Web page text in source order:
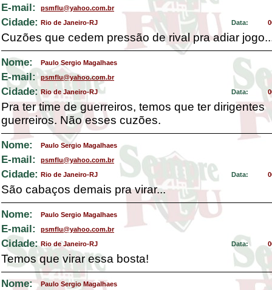
E-mail: psmflu@yahoo.com.br
Cidade: Rio de Janeiro-RJ Data:
Cuzões que cedem pressão de rival pra adiar
Nome: Paulo Sergio Magalhaes
E-mail: psmflu@yahoo.com.br
Cidade: Rio de Janeiro-RJ Data:
Pra ter time de guerreiros, temos que ter dirigentes
guerreiros. Não esses cuzões.
Nome: Paulo Sergio Magalhaes
E-mail: psmflu@yahoo.com.br
Cidade: Rio de Janeiro-RJ Data:
São cabaços demais pra virar...
Nome: Paulo Sergio Magalhaes
E-mail: psmflu@yahoo.com.br
Cidade: Rio de Janeiro-RJ Data:
Temos que virar essa bosta!
Nome: Paulo Sergio Magalhaes